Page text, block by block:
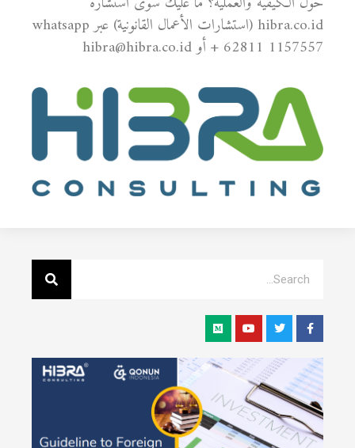
hibra.co.id (استشارات الأعمال القانونية) عبر whatsapp
+ 62811 1157557 أو hibra@hibra.co.id